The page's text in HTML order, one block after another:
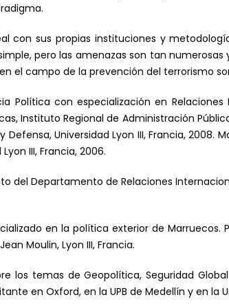
con sus propias instituciones y
pero las amenazas son tan
el campo de la prevención del terrorismo
Política con especialización en Relaciones
Instituto Regional de Administración
Universidad Lyon III, Francia, 2008.
III, Francia, 2006.
del Departamento de Relaciones
en la política exterior de Marruecos.
Moulin, Lyon III, Francia.
los temas de Geopolítica, Seguridad
en Oxford, en la UPB de Medellín y en la